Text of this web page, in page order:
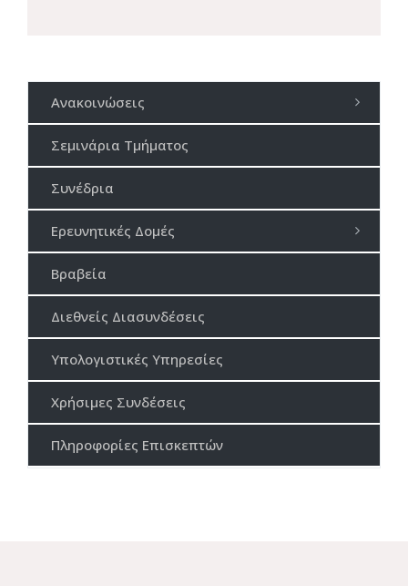
Ανακοινώσεις
Σεμινάρια Τμήματος
Συνέδρια
Ερευνητικές Δομές
Βραβεία
Διεθνείς Διασυνδέσεις
Υπολογιστικές Υπηρεσίες
Χρήσιμες Συνδέσεις
Πληροφορίες Επισκεπτών